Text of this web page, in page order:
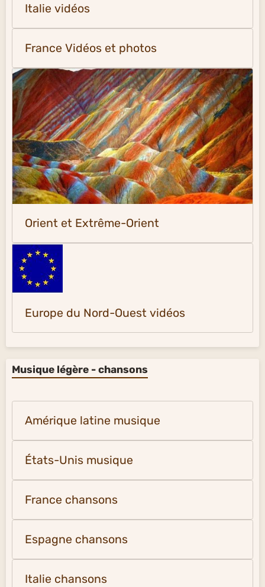
Italie vidéos
France Vidéos et photos
Orient et Extrême-Orient
Europe du Nord-Ouest vidéos
Musique légère - chansons
Amérique latine musique
États-Unis musique
France chansons
Espagne chansons
Italie chansons